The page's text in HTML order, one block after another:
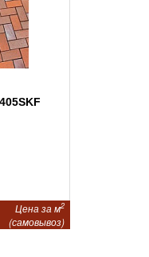
Цена за м2
(самовывоз)